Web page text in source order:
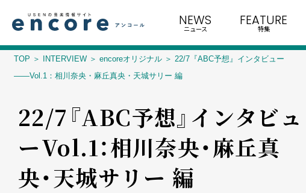
NEWS
ニュース
FEATURE
特集
TOP INTERVIEW encoreオリジナル
22/7『ABC予想』インタビュー
――Vol.1：相川奈央・麻丘真央・天城サリー 編
22/7『ABC予想』インタビュ
ー――Vol.1：相川奈央・麻丘真
央・天城サリー 編